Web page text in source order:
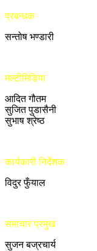
प्रबन्धक
सन्तोष भण्डारी
मल्टीमिडिया
आदित गौतम
सुजित पुडासैनी
सुभाष श्रेष्ठ
कार्यकारी निर्देशक
विदुर फुँयाल
समाचार प्रमुख
सुजन बज्रचार्य